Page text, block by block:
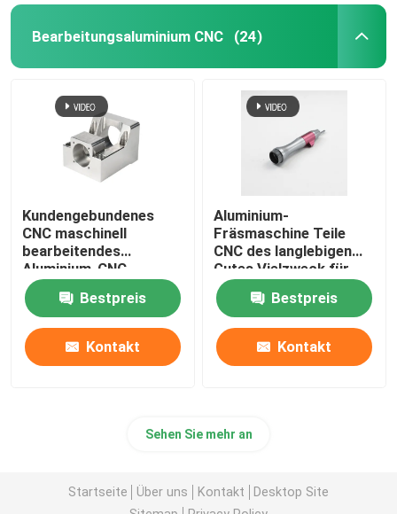
Bearbeitungsaluminium CNC (24)
Kundengebundenes
CNC maschinell
bearbeitendes
Aluminium-CNC-
Prägeservice-Polnisch
Bestpreis
Kontakt
Aluminium-
Fräsmaschine Teile
CNC des langlebigen
Gutes Vielzweck für
industrielles
Bestpreis
Kontakt
Sehen Sie mehr an
Startseite Über uns Kontakt
Desktop Site